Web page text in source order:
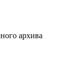
архива